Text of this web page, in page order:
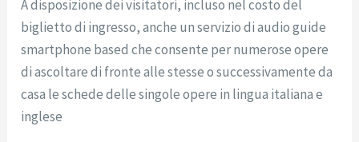
A disposizione dei visitatori, incluso nel costo del
biglietto di ingresso, anche un servizio di audio guide
smartphone based che consente per numerose opere
di ascoltare di fronte alle stesse o successivamente da
casa le schede delle singole opere in lingua italiana e
inglese